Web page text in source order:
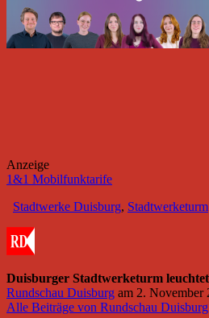
Anzeige
1&1 Mobilfunktarife
Stadtwerke Duisburg, Stadtwerketurm
Duisburger Stadtwerketurm
Rundschau Duisburg am 2. November
Alle Beiträge von Rundschau